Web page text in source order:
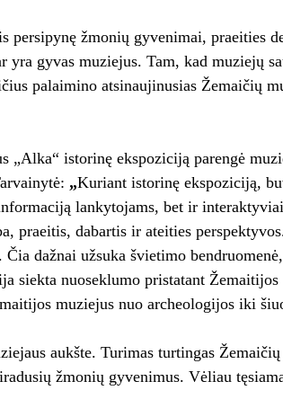
persipynę žmonių gyvenimai, praeities
yra gyvas muziejus. Tam, kad muziejų
palaimino atsinaujinusias Žemaičių
„Alka“ istorinę ekspoziciją parengė
„Kuriant istorinę ekspoziciją,
lankytojams, bet ir
praeitis, dabartis ir ateities
dažnai užsuka švietimo
siekta nuoseklumo pristatant
muziejus nuo archeologijos iki
aukšte. Turimas turtingas
žmonių gyvenimus. Vėliau